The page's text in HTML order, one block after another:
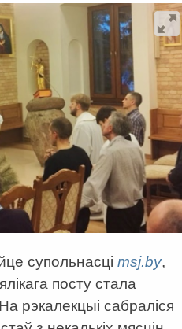
супольнасці msj.by,
посту стала
рэкалекцыі сабраліся